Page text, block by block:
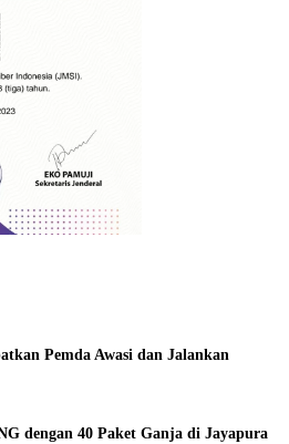
Pemda Awasi dan Jalankan
dengan 40 Paket Ganja di Jayapura